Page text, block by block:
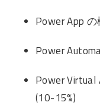
Power App
Power
Power
(10-15%)